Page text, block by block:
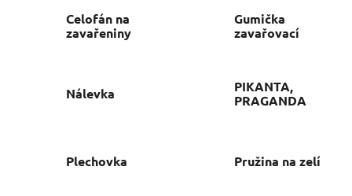
Celofán na
zavařeniny
Gumička
zavařovací
Nálevka
PIKANTA,
PRAGANDA
Plechovka Pružina na zelí